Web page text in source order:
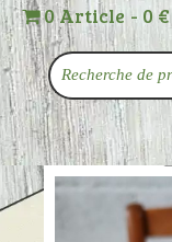
0 Article 0 €